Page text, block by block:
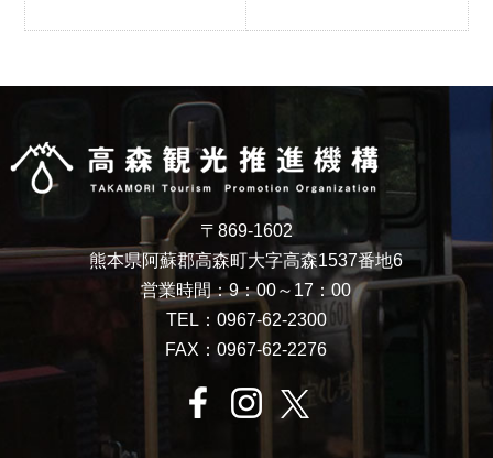
〒869-1602
熊本県阿蘇郡高森町大字高森1537番地6
営業時間：9：00～17：00
TEL：0967-62-2300
FAX：0967-62-2276